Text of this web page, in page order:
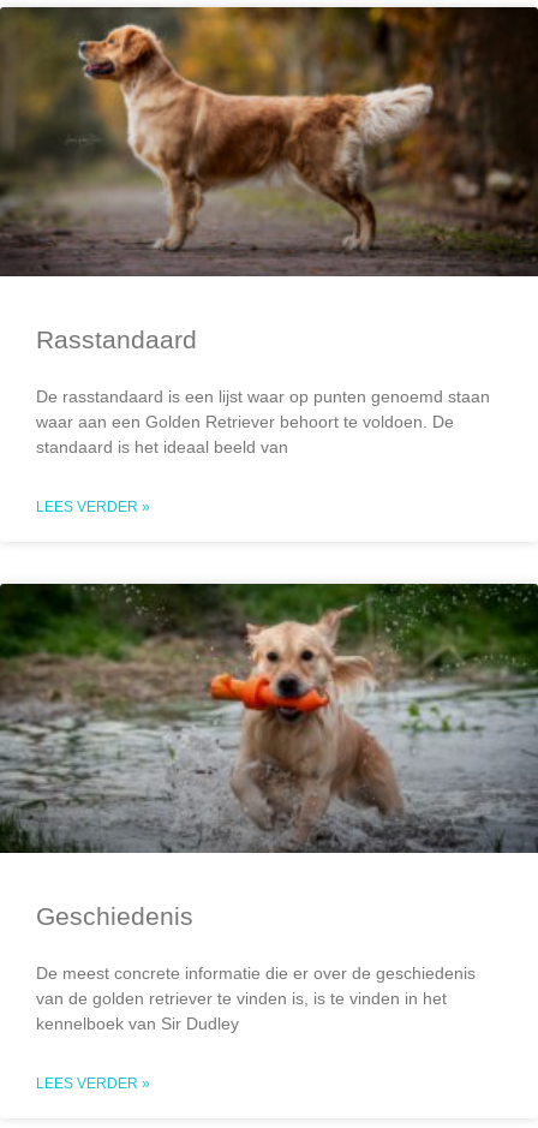
Rasstandaard
De rasstandaard is een lijst waar op punten genoemd staan
waar aan een Golden Retriever behoort te voldoen. De
standaard is het ideaal beeld van
LEES VERDER »
Geschiedenis
De meest concrete informatie die er over de geschiedenis
van de golden retriever te vinden is, is te vinden in het
kennelboek van Sir Dudley
LEES VERDER »